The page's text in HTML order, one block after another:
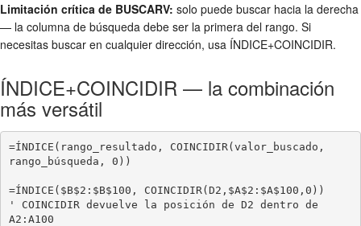
Limitación crítica de BUSCARV: solo puede buscar hacia la derecha
— la columna de búsqueda debe ser la primera del rango. Si
necesitas buscar en cualquier dirección, usa ÍNDICE+COINCIDIR.
ÍNDICE+COINCIDIR — la combinación
más versátil
=ÍNDICE(rango_resultado, COINCIDIR(valor_buscado,
rango_búsqueda, 0))
=ÍNDICE($B$2:$B$100, COINCIDIR(D2,$A$2:$A$100,0))
' COINCIDIR devuelve la posición de D2 dentro de
A2:A100